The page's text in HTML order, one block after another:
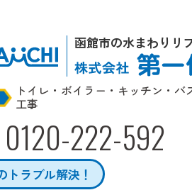
函館市の水まわりリ
トイレ・ボイラー・キッチン・バ
工事
0120-222-592
トラブル解決！